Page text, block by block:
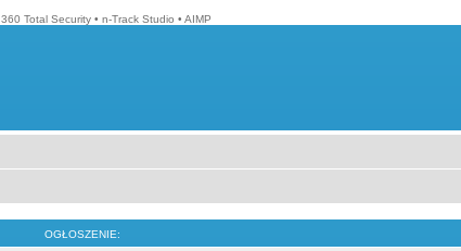
360 Total Security • n-Track Studio • AIMP
OGŁOSZENIE: